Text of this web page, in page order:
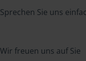
Sprechen Sie uns
Wir freuen uns auf Sie